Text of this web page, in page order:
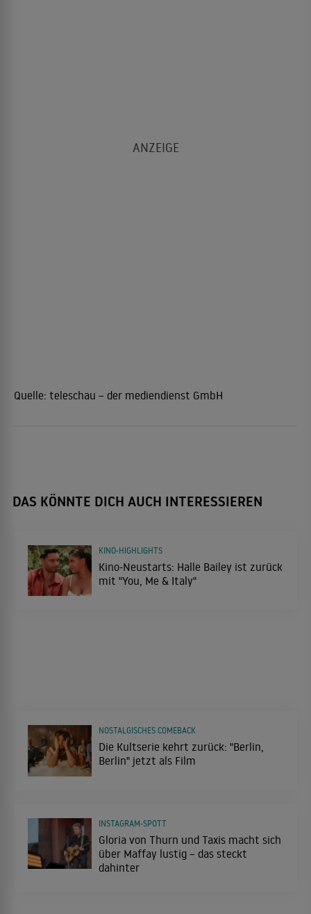
Quelle: teleschau – der mediendienst GmbH
DAS KÖNNTE DICH AUCH INTERESSIEREN
Kino-Neustarts: Halle Bailey ist zurück
mit "You, Me & Italy"
KINO-HIGHLIGHTS
Die Kultserie kehrt zurück: "Berlin,
Berlin" jetzt als Film
NOSTALGISCHES COMEBACK
Gloria von Thurn und Taxis macht sich
über Maffay lustig – das steckt
dahinter
INSTAGRAM-SPOTT